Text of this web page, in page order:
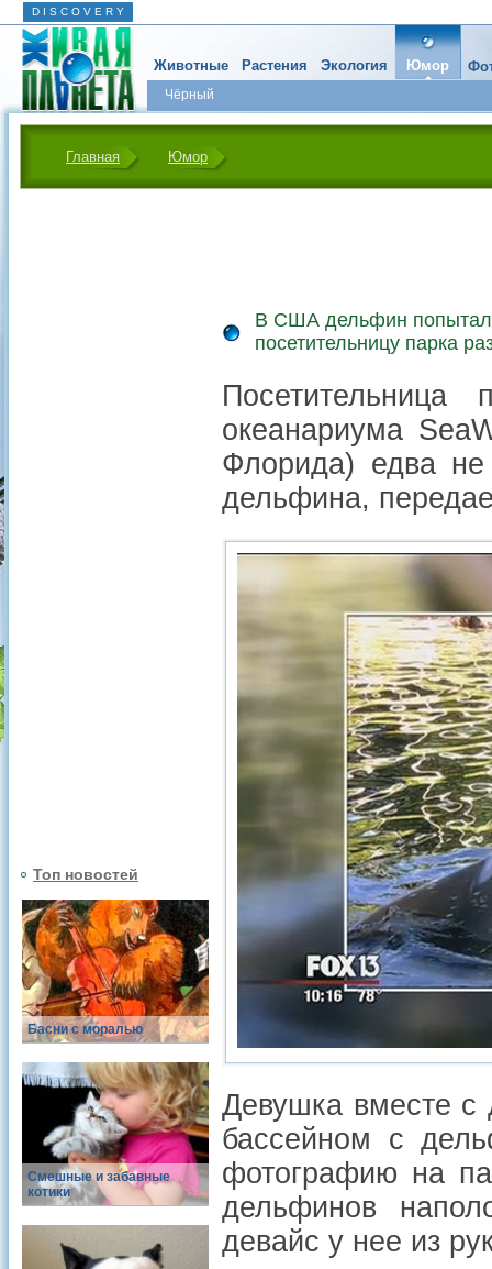
D I S C O V E R Y
Животные Растения Экология Юмор
Чёрный
Главная Юмор
Топ новостей
Басни с моралью
Смешные и забавные
котики
В США дельфин
посетительницу парка
Посетительница
океанариума
Флорида) едва
дельфина,
Девушка вместе с
бассейном с
фотографию на
дельфинов
девайс у нее из